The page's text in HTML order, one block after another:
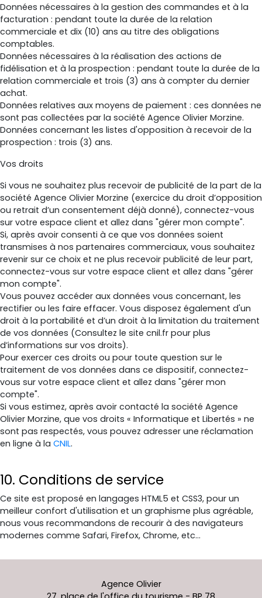
Données nécessaires à la gestion des commandes et à la
facturation : pendant toute la durée de la relation
commerciale et dix (10) ans au titre des obligations
comptables.
Données nécessaires à la réalisation des actions de
fidélisation et à la prospection : pendant toute la durée de la
relation commerciale et trois (3) ans à compter du dernier
achat.
Données relatives aux moyens de paiement : ces données ne
sont pas collectées par la société Agence Olivier Morzine.
Données concernant les listes d'opposition à recevoir de la
prospection : trois (3) ans.
Vos droits
Si vous ne souhaitez plus recevoir de publicité de la part de la
société Agence Olivier Morzine (exercice du droit d’opposition
ou retrait d’un consentement déjà donné), connectez-vous
sur votre espace client et allez dans "gérer mon compte".
Si, après avoir consenti à ce que vos données soient
transmises à nos partenaires commerciaux, vous souhaitez
revenir sur ce choix et ne plus recevoir publicité de leur part,
connectez-vous sur votre espace client et allez dans "gérer
mon compte".
Vous pouvez accéder aux données vous concernant, les
rectifier ou les faire effacer. Vous disposez également d'un
droit à la portabilité et d’un droit à la limitation du traitement
de vos données (Consultez le site cnil.fr pour plus
d’informations sur vos droits).
Pour exercer ces droits ou pour toute question sur le
traitement de vos données dans ce dispositif, connectez-
vous sur votre espace client et allez dans "gérer mon
compte".
Si vous estimez, après avoir contacté la société Agence
Olivier Morzine, que vos droits « Informatique et Libertés » ne
sont pas respectés, vous pouvez adresser une réclamation
en ligne à la CNIL.
10. Conditions de service
Ce site est proposé en langages HTML5 et CSS3, pour un
meilleur confort d'utilisation et un graphisme plus agréable,
nous vous recommandons de recourir à des navigateurs
modernes comme Safari, Firefox, Chrome, etc...
Agence Olivier